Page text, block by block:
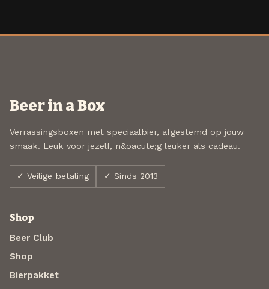
Beer in a Box
Verrassingsboxen met speciaalbier, afgestemd op jouw
smaak. Leuk voor jezelf, n&oacute;g leuker als cadeau.
✓ Veilige betaling ✓ Sinds 2013
Shop
Beer Club
Shop
Bierpakket